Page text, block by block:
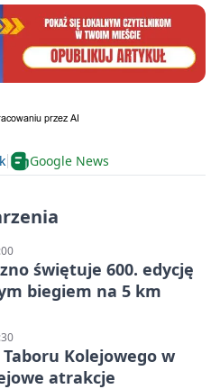
Google News
świętuje 600. edycję
biegiem na 5 km
Kolejowego w
atrakcje